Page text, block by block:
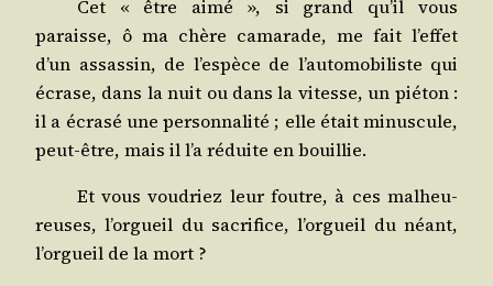
Cet « être aimé », si grand qu’il vous
paraisse, ô ma chère cama­rade, me fait l’effet
d’un assas­sin, de l’espèce de l’automobiliste qui
écrase, dans la nuit ou dans la vitesse, un pié­ton :
il a écra­sé une per­son­na­li­té ; elle était minus­cule,
peut-être, mais il l’a réduite en bouillie.
Et vous vou­driez leur foutre, à ces mal­heu­
reuses, l’orgueil du sacri­fice, l’orgueil du néant,
l’orgueil de la mort ?